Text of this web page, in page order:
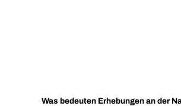
Was bedeuten Erhebungen an der